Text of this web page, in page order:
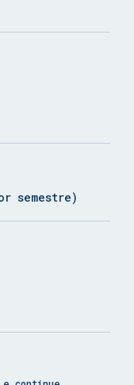
semestre)